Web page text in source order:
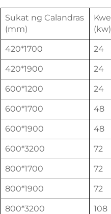
Sukat ng Calandras
(mm)
(kw)
420*1700 24
420*1900 24
600*1200 24
600*1700 48
600*1900 48
600*3200 72
800*1700 72
800*1900 72
800*3200 108